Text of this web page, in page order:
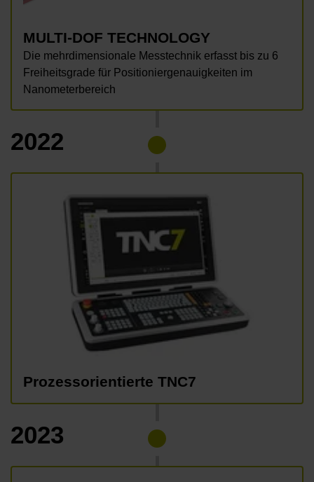
MULTI-DOF TECHNOLOGY
Die mehrdimensionale Messtechnik erfasst bis zu 6
Freiheitsgrade für Positioniergenauigkeiten im
Nanometerbereich
2022
Prozessorientierte TNC7
2023